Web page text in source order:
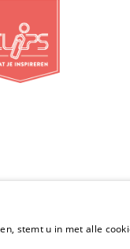
stemt u in met alle